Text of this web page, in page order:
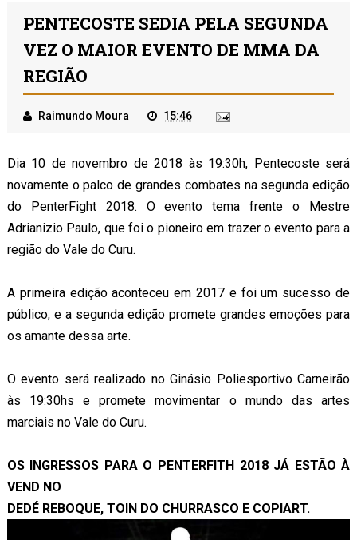
PENTECOSTE SEDIA PELA SEGUNDA
VEZ O MAIOR EVENTO DE MMA DA
REGIÃO
Raimundo Moura 15:46
Dia 10 de novembro de 2018 às 19:30h, Pentecoste será
novamente o palco de grandes combates na segunda edição
do PenterFight 2018. O evento tema frente o Mestre
Adrianizio Paulo, que foi o pioneiro em trazer o evento para a
região do Vale do Curu.
A primeira edição aconteceu em 2017 e foi um sucesso de
público, e a segunda edição promete grandes emoções para
os amante dessa arte.
O evento será realizado no Ginásio Poliesportivo Carneirão
às 19:30hs e promete movimentar o mundo das artes
marciais no Vale do Curu.
OS INGRESSOS PARA O PENTERFITH 2018JÁ ESTÃO À
VEND NO
DEDÉ REBOQUE, TOIN DO CHURRASCO E COPIART.